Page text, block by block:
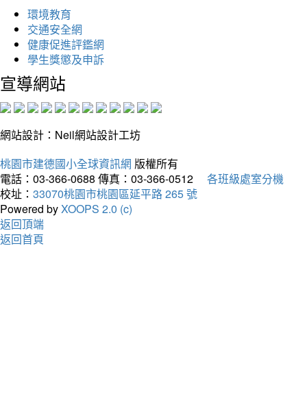
環境教育
交通安全網
健康促進評鑑網
學生獎懲及申訴
宣導網站
網站設計：Neil網站設計工坊
桃園市建德國小全球資訊網 版權所有
電話：03-366-0688 傳真：03-366-0512
各班級處室分機
校址： 33070桃園市桃園區延平路 265 號
Powered byXOOPS 2.0 (c)
返回頂端
返回首頁